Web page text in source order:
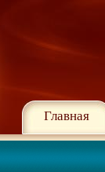
Главная